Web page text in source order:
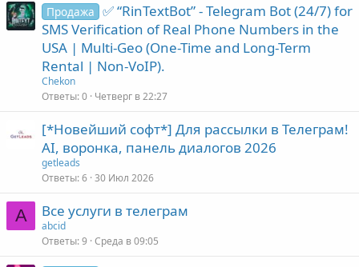
Продажа ✅ “RinTextBot” - Telegram Bot (24/7) for
SMS Verification of Real Phone Numbers in the
USA | Multi-Geo (One-Time and Long-Term
Rental | Non-VoIP).
Chekon
Ответы 0 Четверг в 22:27
[*Новейший софт*] Для рассылки в Телеграм!
AI, воронка, панель диалогов 2026
getleads
Ответы 6 30 Июл 2026
A Все услуги в телеграм
abcid
Ответы 9 Среда в 09:05